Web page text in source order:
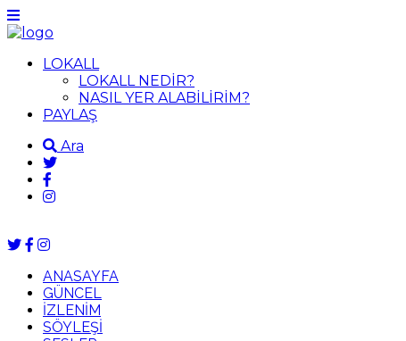
LOKALL
LOKALL NEDİR?
NASIL YER ALABİLİRİM?
PAYLAŞ
Ara
ANASAYFA
GÜNCEL
İZLENİM
SÖYLEŞİ